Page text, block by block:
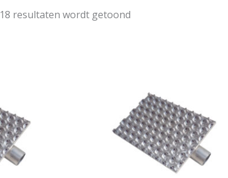
resultaten wordt getoond